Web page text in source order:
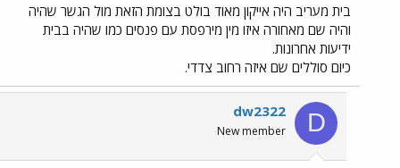
בית מעריב היה אייקון מאוד בולט בצומת הזאת מול הגשר שהיה
והיה שם מאחורה איזו מין מירפסת עם פנסים כמו שהיה בבית
ידיעות אחרונות.
כיום סוללים שם איזה רחוב צדדי.
D
dw2322
New member